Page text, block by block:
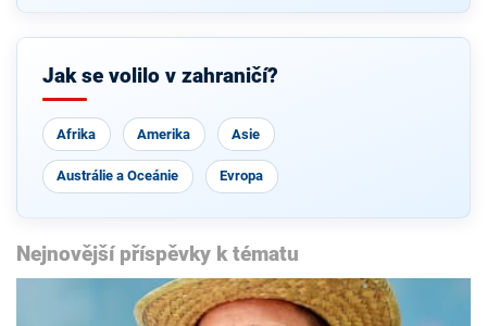
Jak se volilo v zahraničí?
Afrika Amerika Asie
Austrálie a Oceánie Evropa
Nejnovější příspěvky k tématu